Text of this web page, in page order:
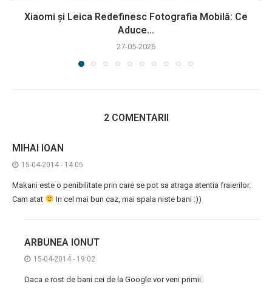
Xiaomi și Leica Redefinesc Fotografia Mobilă: Ce
Aduce...
27-05-2026
2 COMENTARII
MIHAI IOAN
15-04-2014 - 14:05
Makani este o penibilitate prin care se pot sa atraga atentia fraierilor.
Cam atat
In cel mai bun caz, mai spala niste bani :))
ARBUNEA IONUT
15-04-2014 - 19:02
Daca e rost de bani cei de la Google vor veni primii.